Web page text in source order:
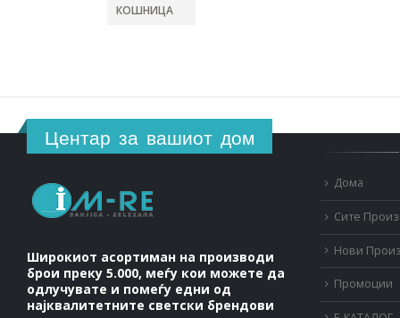
КОШНИЦА
Центар за вашиот дом
Широкиот асортиман на производи
брои преку 5.000, меѓу кои можете да
одлучувате и помеѓу едни од
најквалитетните светски брендови
Дома
Сите
Нови
Промоции